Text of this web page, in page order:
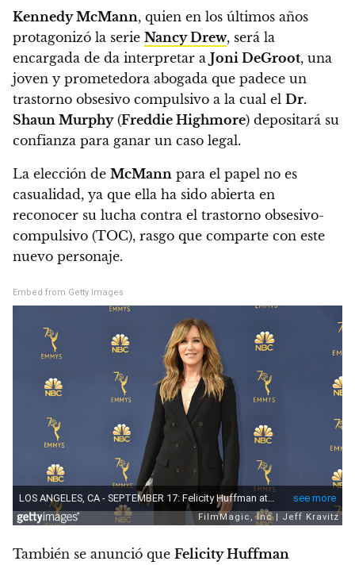
Kennedy McMann, quien en los últimos años
protagonizó la serie Nancy Drew, será la
encargada de da interpretar a Joni DeGroot, una
joven y prometedora abogada que padece un
trastorno obsesivo compulsivo a la cual el Dr.
Shaun Murphy(Freddie Highmore) depositará su
confianza para ganar un caso legal.
La elección de McMann para el papel no es
casualidad, ya que ella ha sido abierta en
reconocer su lucha contra el trastorno obsesivo-
compulsivo (TOC), rasgo que comparte con este
nuevo personaje.
Embed from Getty Images
También se anunció que Felicity Huffman